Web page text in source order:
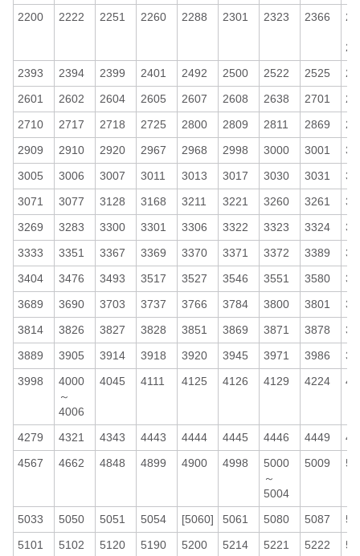
2200 2222 2251 2260 2288 2301 2323 2366
2393
2394 2399 2401 2492 2500 2522 2525
2601
2602 2604 2605 2607 2608 2638 2701
2710
2717 2718 2725 2800 2809 2811 2869
2909
2910 2920 2967 2968 2998 3000 3001
3005
3006 3007 3011 3013 3017 3030 3031
3071
3077 3128 3168 3211 3221 3260 3261
3269
3283 3300 3301 3306 3322 3323 3324
3333
3351 3367 3369 3370 3371 3372 3389
3404
3476 3493 3517 3527 3546 3551 3580
3689
3690 3703 3737 3766 3784 3800 3801
3814
3826 3827 3828 3851 3869 3871 3878
3889
3905 3914 3918 3920 3945 3971 3986
3998
4000
～
4006
4045 4111 4125 4126 4129 4224
4279 4321 4343 4443 4444 4445 4446 4449
4567
4662 4848 4899 4900 4998
5000
～
5004
5009
5033 5050 5051 5054 [5060] 5061 5080 5087
5101
5102 5120 5190 5200 5214 5221 5222